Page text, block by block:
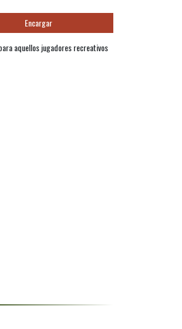
Encargar
aquellos jugadores recreativos